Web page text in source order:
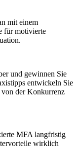
mit einem
für motivierte
und gewinnen Sie
entwickeln Sie
von der Konkurrenz
MFA langfristig
wirklich